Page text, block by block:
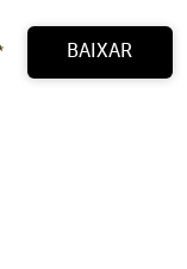
BAIXAR